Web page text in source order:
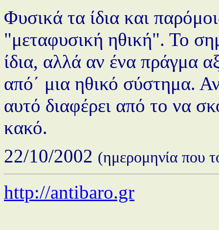
Φυσικά τα ίδια και
"μεταφυσική ηθική". Το
ίδια, αλλά αν ένα πράγμα
από΄ μια ηθικό σύστημα.
αυτό διαφέρει από το να
κακό.
22/10/2002 (ημερομηνία που
http://antibaro.gr